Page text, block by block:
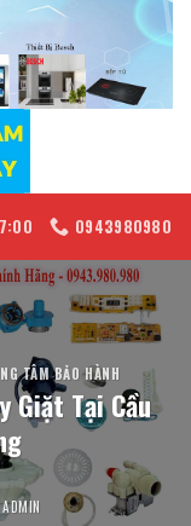
0943980980
TÂM BẢO HÀNH
Giặt Tại Cầu
ADMIN